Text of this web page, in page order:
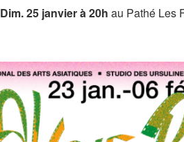
Dim. 25 janvier à 20h au Pathé Les